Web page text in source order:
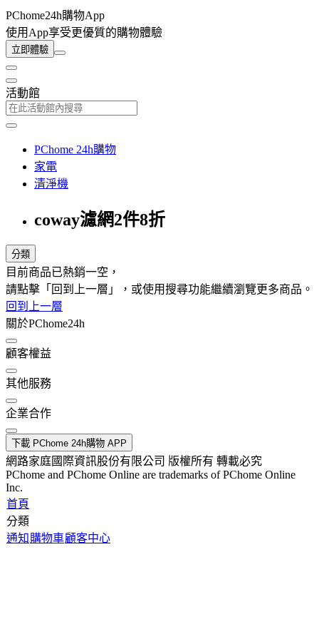
PChome24h購物App
使用App享受更優質的購物體驗
立即體驗
活動館
PChome 24h購物
家電
清淨機
coway濾網2件8折
分類
目前商品已熱銷一空，
請點擊「回到上一層」，或使用搜尋功能繼續瀏覽更多商品。
回到上一層
關於PChome24h
顧客權益
其他服務
企業合作
下載 PChome 24h購物 APP
網路家庭國際資訊股份有限公司 版權所有 轉載必究
PChome and PChome Online are trademarks of PChome Online
Inc.
首頁
分類
通知 購物車顧客中心